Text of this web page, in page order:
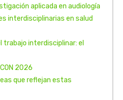
aplicada en audiología
interdisciplinarias en salud
trabajo interdisciplinar: el
2026
que reflejan estas